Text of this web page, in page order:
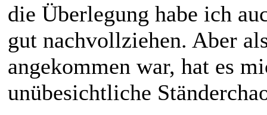
die Überlegung habe ich
gut nachvollziehen. Aber
angekommen war, hat es
unübesichtliche